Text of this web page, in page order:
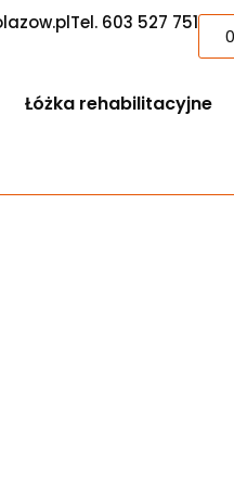
Tel. 603 527 751
Łóżka rehabilitacyjne